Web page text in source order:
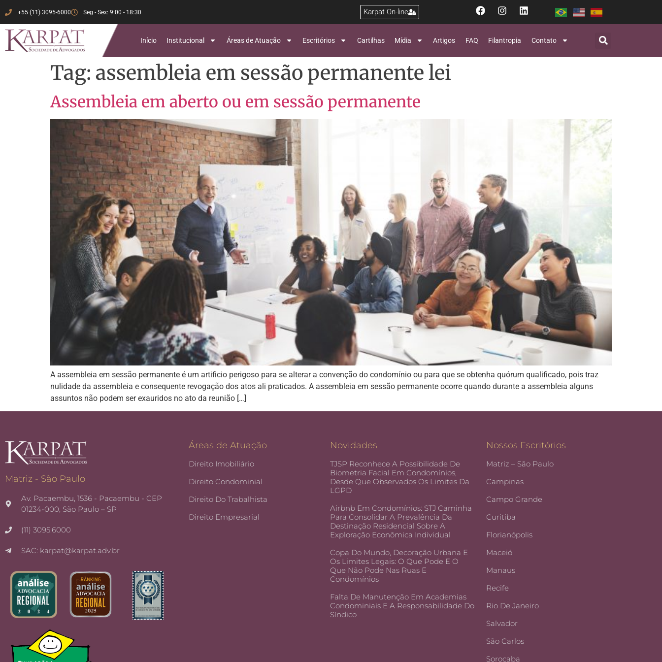
+55 (11) 3095-6000 Seg - Sex: 9:00 - 18:30 Karpat On-line
Início Institucional Áreas de Atuação Escritórios Cartilhas Mídia Artigos FAQ Filantropia Contato
Tag: assembleia em sessão permanente lei
Assembleia em aberto ou em sessão permanente
A assembleia em sessão permanente é um artificio perigoso para se alterar a convenção do condomínio ou para que se obtenha quórum qualificado, pois traz
nulidade da assembleia e consequente revogação dos atos ali praticados. A assembleia em sessão permanente ocorre quando durante a assembleia alguns
assuntos não podem ser exauridos no ato da reunião […]
Matriz - São Paulo
Av. Pacaembu, 1536 - Pacaembu - CEP
01234-000, São Paulo – SP
(11) 3095.6000
SAC: karpat@karpat.adv.br
Áreas de Atuação
Direito Imobiliário
Direito Condominial
Direito Do Trabalhista
Direito Empresarial
Novidades
TJSP Reconhece A Possibilidade De
Biometria Facial Em Condomínios,
Desde Que Observados Os Limites Da
LGPD
Airbnb Em Condomínios: STJ Caminha
Para Consolidar A Prevalência Da
Destinação Residencial Sobre A
Exploração Econômica Individual
Copa Do Mundo, Decoração Urbana E
Os Limites Legais: O Que Pode E O
Que Não Pode Nas Ruas E
Condomínios
Falta De Manutenção Em Academias
Condominiais E A Responsabilidade Do
Síndico
Nossos Escritórios
Matriz – São Paulo
Campinas
Campo Grande
Curitiba
Florianópolis
Maceió
Manaus
Recife
Rio De Janeiro
Salvador
São Carlos
Sorocaba